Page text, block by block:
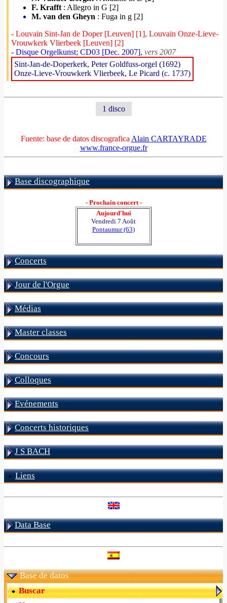
F. Krafft : Allegro in G [2]
M. van den Gheyn : Fuga in g [2]
- Louvain Sint-Jan de Doper [Leuven] [1], Louvain Onze-Lieve-
Vrouwkerk Vlierbeek [Leuven] [2]
- Disque Orgelkunst; CD03 [Dec. 2007], vers 2007
Sint-Jan-de-Doperkerk, Peter Goldfuss-orgel (1692)
Onze-Lieve-Vrouwkerk Vlierbeek, Le Picard (c. 1737)
1 disco
Fuente: base de datos discografica Alain CARTAYRADE
www.france-orgue.fr
Base discographique
- Prochain concert -
Aujourd'hui
Vendredi 7 Août
Pontaumur (63)
Concerts
Jour de l'Orgue
Médias
Master classes
Concours
Colloques
Evénements
Concerts historiques
J S BACH
Liens
Data Base
Base de datos
Buscar